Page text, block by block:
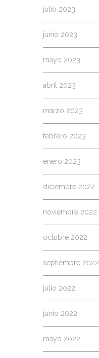
julio 2023
junio 2023
mayo 2023
abril 2023
marzo 2023
febrero 2023
enero 2023
diciembre 2022
noviembre 2022
octubre 2022
septiembre 2022
julio 2022
junio 2022
mayo 2022